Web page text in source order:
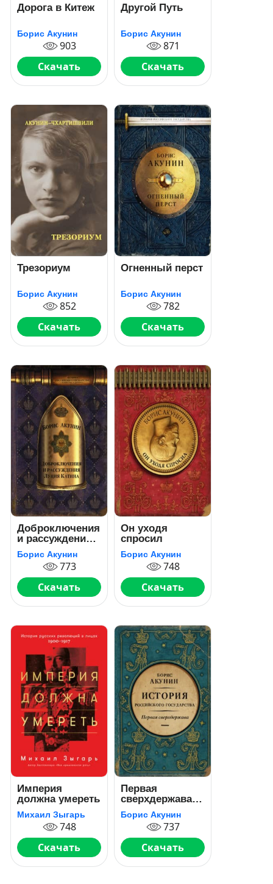
Дорога в Китеж
Борис Акунин
903
Скачать
Другой Путь
Борис Акунин
871
Скачать
Трезориум
Борис Акунин
852
Скачать
Огненный перст
Борис Акунин
782
Скачать
Доброключения
и рассуждения
Луция Катина
Борис Акунин
773
Скачать
Он уходя
спросил
Борис Акунин
748
Скачать
Империя
должна умереть
Михаил Зыгарь
748
Скачать
Первая
сверхдержава.
История
Российского
государства.
Александр
Благословенный
и Николай
Борис Акунин
737
Скачать